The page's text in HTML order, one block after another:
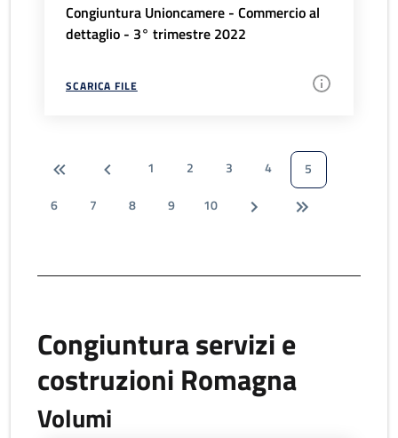
Congiuntura Unioncamere - Commercio al
dettaglio - 3° trimestre 2022
SCARICA FILE
1 2 3 4
5
6
7 8 9 10
Congiuntura servizi e
costruzioni Romagna
Volumi